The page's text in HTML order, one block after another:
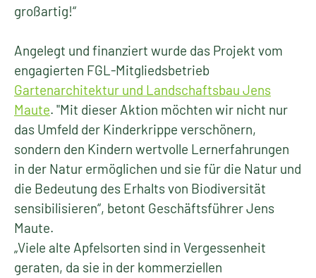
großartig!“
Angelegt und finanziert wurde das Projekt vom
engagierten FGL-Mitgliedsbetrieb
Gartenarchitektur und Landschaftsbau Jens
Maute. "Mit dieser Aktion möchten wir nicht nur
das Umfeld der Kinderkrippe verschönern,
sondern den Kindern wertvolle Lernerfahrungen
in der Natur ermöglichen und sie für die Natur und
die Bedeutung des Erhalts von Biodiversität
sensibilisieren“, betont Geschäftsführer Jens
Maute.
„Viele alte Apfelsorten sind in Vergessenheit
geraten, da sie in der kommerziellen